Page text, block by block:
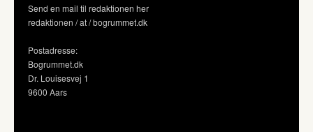
Send en mail til redaktionen her
redaktionen / at / bogrummet.dk
Postadresse:
Bogrummet.dk
Dr. Louisesvej 1
9600 Aars